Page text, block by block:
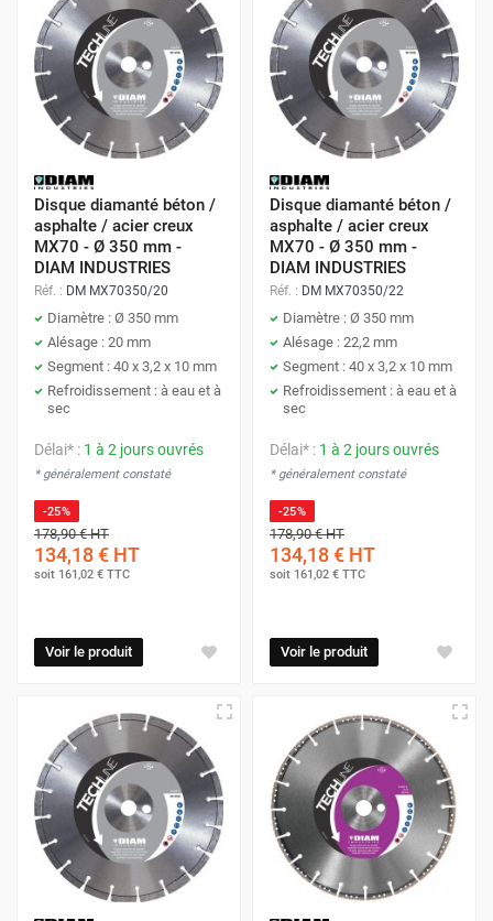
Disque diamanté béton /
asphalte / acier creux
MX70 - Ø 350 mm -
DIAM INDUSTRIES
Réf. : DM MX70350/20
Diamètre : Ø 350 mm
Alésage : 20 mm
Segment : 40 x 3,2 x 10 mm
Refroidissement : à eau et à
sec
Délai* : 1 à 2 jours ouvrés
* généralement constaté
-25%
178,90 €HT
134,18 € HT
soit 161,02 € TTC
Voir le produit
Disque diamanté béton /
asphalte / acier creux
MX70 - Ø 350 mm -
DIAM INDUSTRIES
Réf. : DM MX70350/22
Diamètre : Ø 350 mm
Alésage : 22,2 mm
Segment : 40 x 3,2 x 10 mm
Refroidissement : à eau et à
sec
Délai* : 1 à 2 jours ouvrés
* généralement constaté
-25%
178,90 €HT
134,18 € HT
soit 161,02 € TTC
Voir le produit